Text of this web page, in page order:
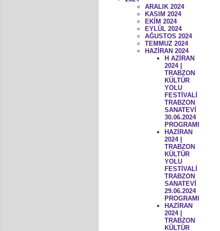
ARALIK 2024
KASIM 2024
EKİM 2024
EYLÜL 2024
AĞUSTOS 2024
TEMMUZ 2024
HAZİRAN 2024
H AZİRAN
2024 |
TRABZON
KÜLTÜR
YOLU
FESTİVALİ
TRABZON
SANATEVİ
30.06.2024
PROGRAMI
HAZİRAN
2024 |
TRABZON
KÜLTÜR
YOLU
FESTİVALİ
TRABZON
SANATEVİ
29.06.2024
PROGRAMI
HAZİRAN
2024 |
TRABZON
KÜLTÜR